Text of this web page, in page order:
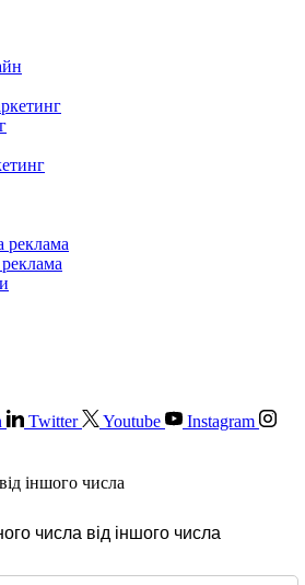
реклама
Twitter Youtube
Instagram
іншого числа
числа від іншого числа